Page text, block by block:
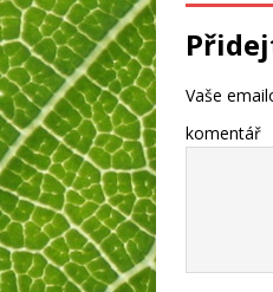
Vaše
komentář